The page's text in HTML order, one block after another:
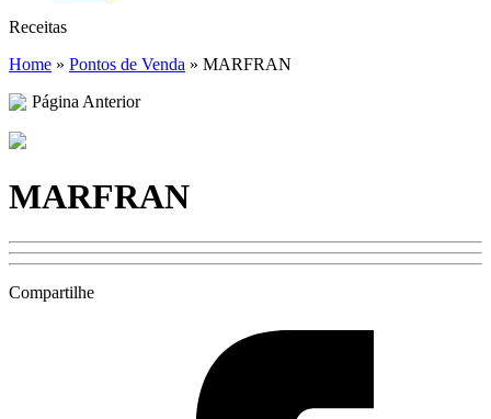
Receitas
Home » Pontos de Venda » MARFRAN
Página Anterior
MARFRAN
Compartilhe